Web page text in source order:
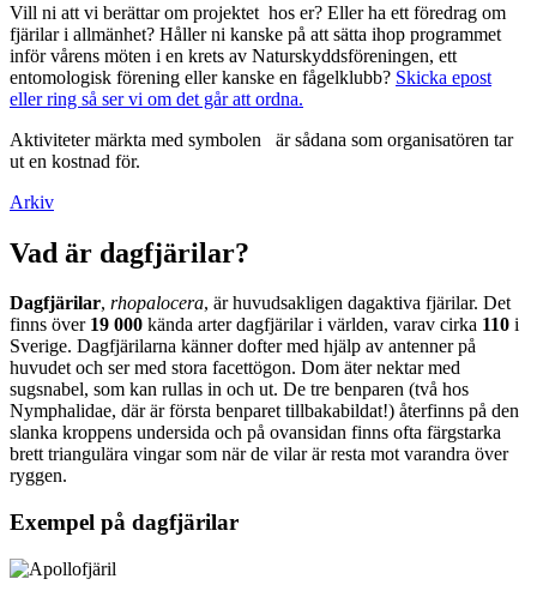
Vill ni att vi berättar om projektet hos er? Eller ha ett föredrag om
fjärilar i allmänhet? Håller ni kanske på att sätta ihop programmet
inför vårens möten i en krets av Naturskyddsföreningen, ett
entomologisk förening eller kanske en fågelklubb? Skicka epost
eller ring så ser vi om det går att ordna.
Aktiviteter märkta med symbolen
är sådana som organisatören tar
ut en kostnad för.
Arkiv
Vad är dagfjärilar?
Dagfjärilar, rhopalocera, är huvudsakligen dagaktiva fjärilar. Det
finns över 19 000 kända arter dagfjärilar i världen, varav cirka 110 i
Sverige. Dagfjärilarna känner dofter med hjälp av antenner på
huvudet och ser med stora facettögon. Dom äter nektar med
sugsnabel, som kan rullas in och ut. De tre benparen (två hos
Nymphalidae, där är första benparet tillbakabildat!) återfinns på den
slanka kroppens undersida och på ovansidan finns ofta färgstarka
brett triangulära vingar som när de vilar är resta mot varandra över
ryggen.
Exempel på dagfjärilar